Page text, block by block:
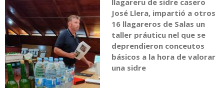
llagareru de sidre casero
José Llera, impartió a otros
16 llagareros de Salas un
taller práuticu nel que se
deprendieron conceutos
básicos a la hora de valorar
una sidre